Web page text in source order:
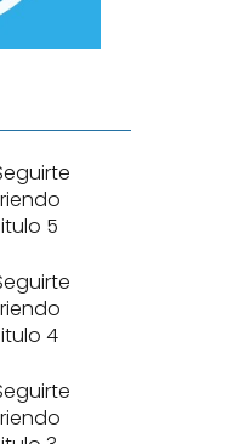
5
4